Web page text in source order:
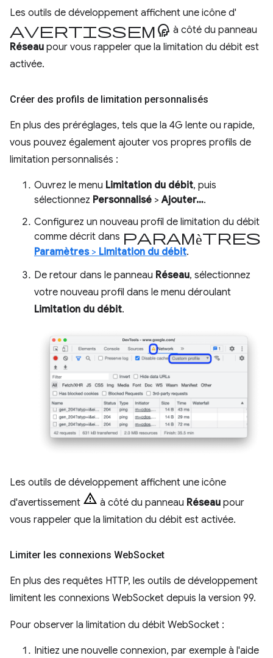
Les outils de développement affichent une icône d'
avertissement à côté du panneau
Réseau pour vous rappeler que la limitation du débit est
activée.
Créer des profils de limitation personnalisés
En plus des préréglages, tels que la 4G lente ou rapide,
vous pouvez également ajouter vos propres profils de
limitation personnalisés :
Ouvrez le menu Limitation du débit, puis
sélectionnez Personnalisé >Ajouter….
Configurez un nouveau profil de limitation du débit
comme décrit dans Paramètres
Paramètres> Limitation du débit.
De retour dans le panneau Réseau, sélectionnez
votre nouveau profil dans le menu déroulant
Limitation du débit.
Les outils de développement affichent une icône
d'avertissement
à côté du panneau Réseau pour
vous rappeler que la limitation du débit est activée.
Limiter les connexions WebSocket
En plus des requêtes HTTP, les outils de développement
limitent les connexions WebSocket depuis la version 99.
Pour observer la limitation du débit WebSocket :
Initiez une nouvelle connexion, par exemple à l'aide